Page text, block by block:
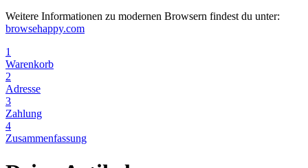
Weitere Informationen zu modernen Browsern findest du unter:
browsehappy.com
1
Warenkorb
2
Adresse
3
Zahlung
4
Zusammenfassung